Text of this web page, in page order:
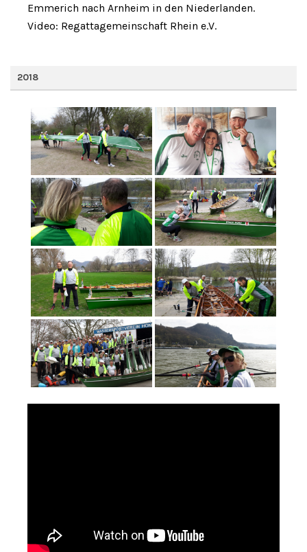
Emmerich nach Arnheim in den Niederlanden.
Video: Regattagemeinschaft Rhein e.V.
2018